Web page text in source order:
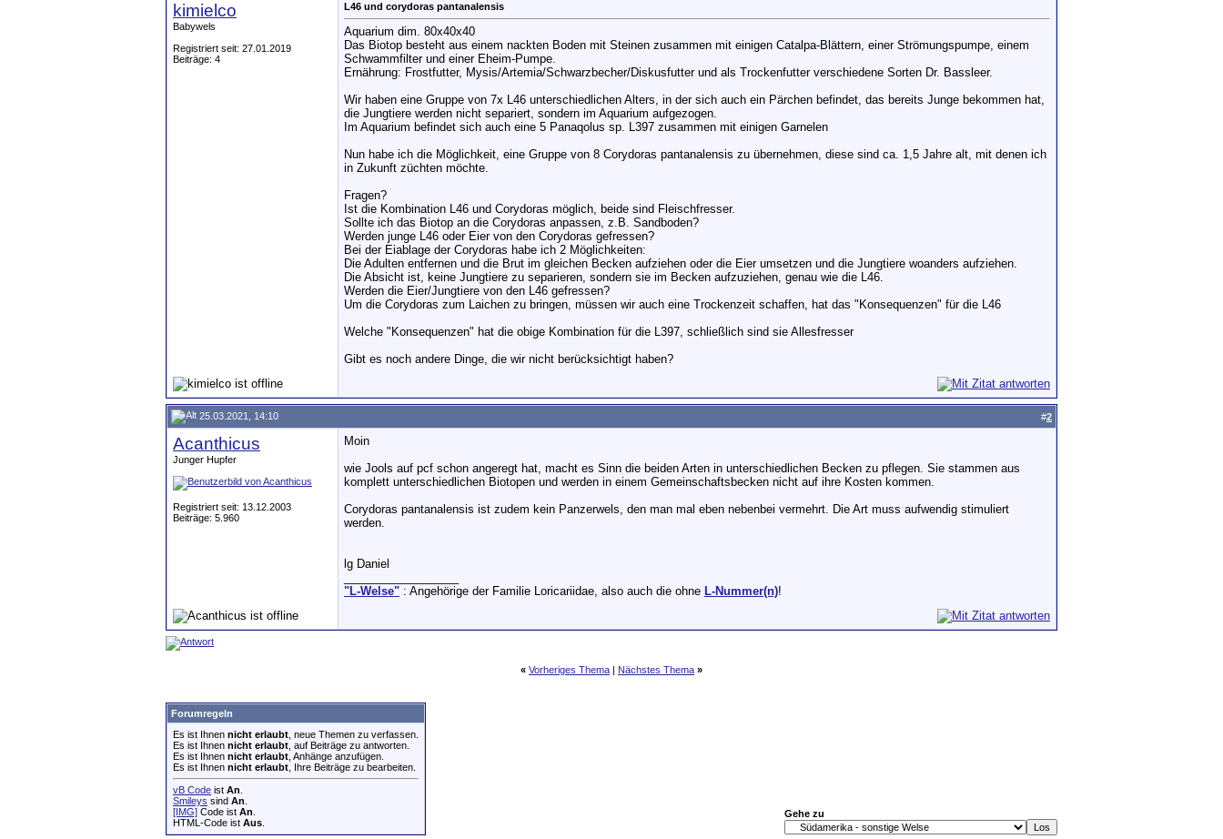
kimielco
Babywels
Registriert seit: 27.01.2019
Beiträge: 4
L46 und corydoras pantanalensis
Aquarium dim. 80x40x40
Das Biotop besteht aus einem nackten Boden mit Steinen zusammen mit einigen Catalpa-Blättern, einer Strömungspumpe, einem
Schwammfilter und einer Eheim-Pumpe.
Ernährung: Frostfutter, Mysis/Artemia/Schwarzbecher/Diskusfutter und als Trockenfutter verschiedene Sorten Dr. Bassleer.
Wir haben eine Gruppe von 7x L46 unterschiedlichen Alters, in der sich auch ein Pärchen befindet, das bereits Junge bekommen hat,
die Jungtiere werden nicht separiert, sondern im Aquarium aufgezogen.
Im Aquarium befindet sich auch eine 5 Panaqolus sp. L397 zusammen mit einigen Garnelen
Nun habe ich die Möglichkeit, eine Gruppe von 8 Corydoras pantanalensis zu übernehmen, diese sind ca. 1,5 Jahre alt, mit denen ich
in Zukunft züchten möchte.
Fragen?
Ist die Kombination L46 und Corydoras möglich, beide sind Fleischfresser.
Sollte ich das Biotop an die Corydoras anpassen, z.B. Sandboden?
Werden junge L46 oder Eier von den Corydoras gefressen?
Bei der Eiablage der Corydoras habe ich 2 Möglichkeiten:
Die Adulten entfernen und die Brut im gleichen Becken aufziehen oder die Eier umsetzen und die Jungtiere woanders aufziehen.
Die Absicht ist, keine Jungtiere zu separieren, sondern sie im Becken aufzuziehen, genau wie die L46.
Werden die Eier/Jungtiere von den L46 gefressen?
Um die Corydoras zum Laichen zu bringen, müssen wir auch eine Trockenzeit schaffen, hat das "Konsequenzen" für die L46
Welche "Konsequenzen" hat die obige Kombination für die L397, schließlich sind sie Allesfresser
Gibt es noch andere Dinge, die wir nicht berücksichtigt haben?
25.03.2021, 14:10 #2
Acanthicus
Junger Hupfer
Registriert seit: 13.12.2003
Beiträge: 5.960
Moin
wie Jools auf pcf schon angeregt hat, macht es Sinn die beiden Arten in unterschiedlichen Becken zu pflegen. Sie stammen aus
komplett unterschiedlichen Biotopen und werden in einem Gemeinschaftsbecken nicht auf ihre Kosten kommen.
Corydoras pantanalensis ist zudem kein Panzerwels, den man mal eben nebenbei vermehrt. Die Art muss aufwendig stimuliert
werden.
lg Daniel
"L-Welse" : Angehörige der Familie Loricariidae, also auch die ohne L-Nummer(n)!
« Vorheriges Thema | Nächstes Thema »
Forumregeln
Es ist Ihnen nicht erlaubt , neue Themen zu verfassen.
Es ist Ihnen nicht erlaubt , auf Beiträge zu antworten.
Es ist Ihnen nicht erlaubt , Anhänge anzufügen.
Es ist Ihnen nicht erlaubt , Ihre Beiträge zu bearbeiten.
vB Code ist An
Smileys sind An
[IMG] Code ist An
HTML-Code ist Aus
Gehe zu